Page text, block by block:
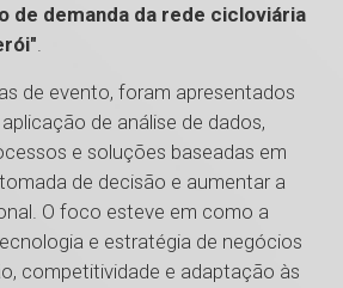
de demanda da rede cicloviária
.
de evento, foram apresentados
de análise de dados,
e soluções baseadas em
de decisão e aumentar a
O foco esteve em como a
e estratégia de negócios
competitividade e adaptação às